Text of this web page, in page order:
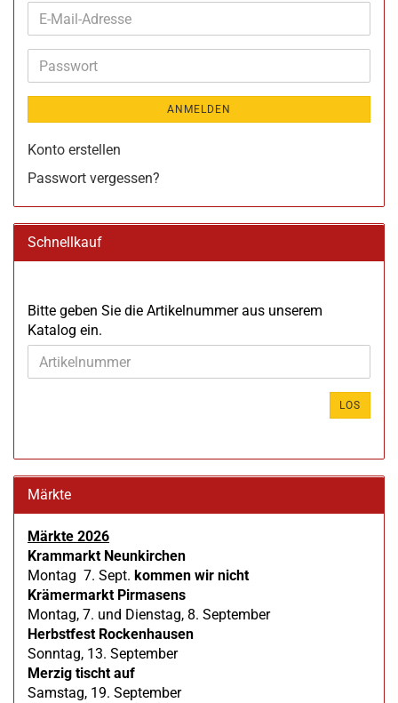
E-
Mail-
Adresse
Passwort
ANMELDEN
Konto erstellen
Passwort vergessen?
Schnellkauf
BITTE
GEBEN
SIE
DIE
Bitte geben Sie die Artikelnummer aus unserem
Katalog ein.
LOS
Märkte
Märkte 2026
Krammarkt Neunkirchen
Montag 7. Sept. kommen wir nicht
Krämermarkt Pirmasens
Montag, 7. und Dienstag, 8. September
Herbstfest Rockenhausen
Sonntag, 13. September
Merzig tischt auf
Samstag, 19. September